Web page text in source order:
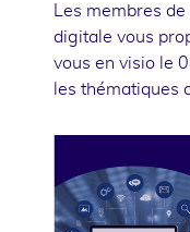
Les membres
digitale vous
vous en visio le
les thématiques